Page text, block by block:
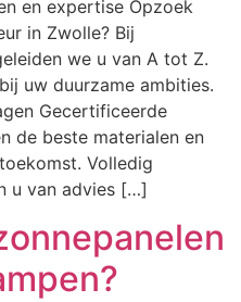
en expertise Opzoek
in Zwolle? Bij
we u van A tot Z.
uw duurzame ambities.
Gecertificeerde
de beste materialen en
Volledig
u van advies […]